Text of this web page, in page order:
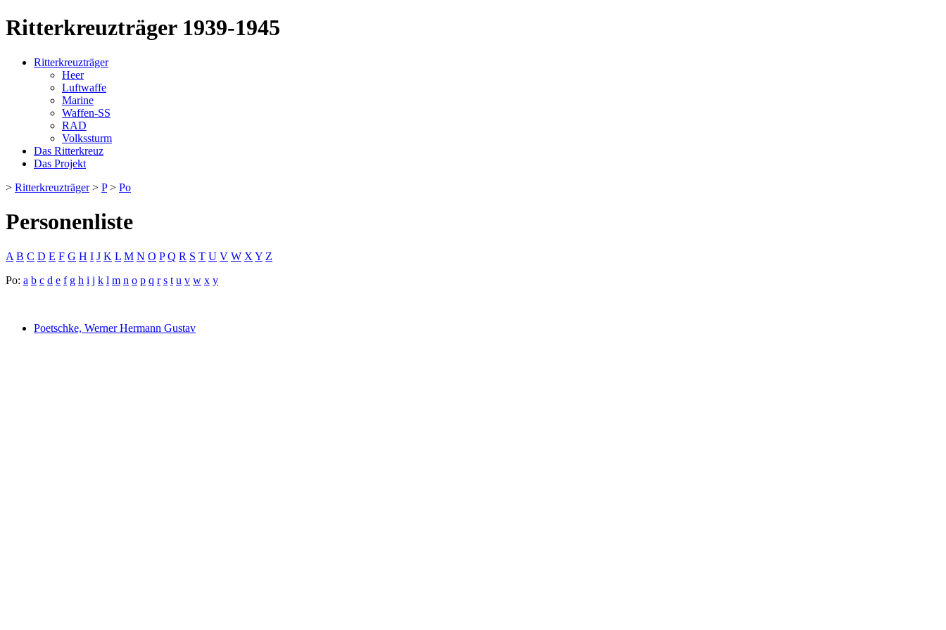
Ritterkreuzträger 1939-1945
Ritterkreuzträger
Heer
Luftwaffe
Marine
Waffen-SS
RAD
Volkssturm
Das Ritterkreuz
Das Projekt
> Ritterkreuzträger> P> Po
Personenliste
A B C D E F G H I J K L M N O P Q R S T U V W X Y Z
Po: a b c d e f g h i j k l m n o p q r s t u v w x y
Poetschke, Werner Hermann Gustav